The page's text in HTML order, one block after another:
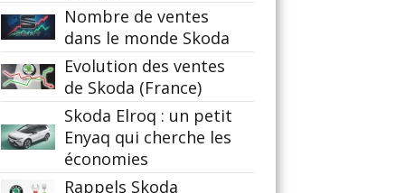
Nombre de ventes
dans le monde Skoda
Evolution des ventes
de Skoda (France)
Skoda Elroq : un petit
Enyaq qui cherche les
économies
Rappels Skoda